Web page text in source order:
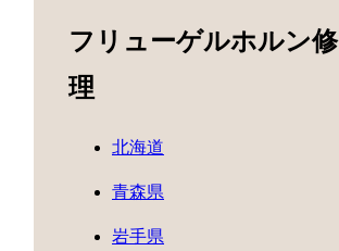
フリューゲルホルン修
理
北海道
青森県
岩手県